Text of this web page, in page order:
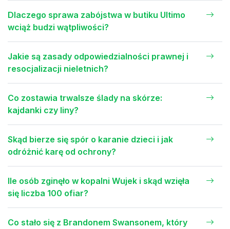
Dlaczego sprawa zabójstwa w butiku Ultimo
wciąż budzi wątpliwości?
Jakie są zasady odpowiedzialności prawnej i
resocjalizacji nieletnich?
Co zostawia trwalsze ślady na skórze:
kajdanki czy liny?
Skąd bierze się spór o karanie dzieci i jak
odróżnić karę od ochrony?
Ile osób zginęło w kopalni Wujek i skąd wzięła
się liczba 100 ofiar?
Co stało się z Brandonem Swansonem, który